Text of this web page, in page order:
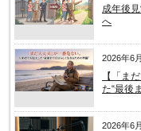
成年後
へ
2026年6
【「ま
た“最後
2026年6